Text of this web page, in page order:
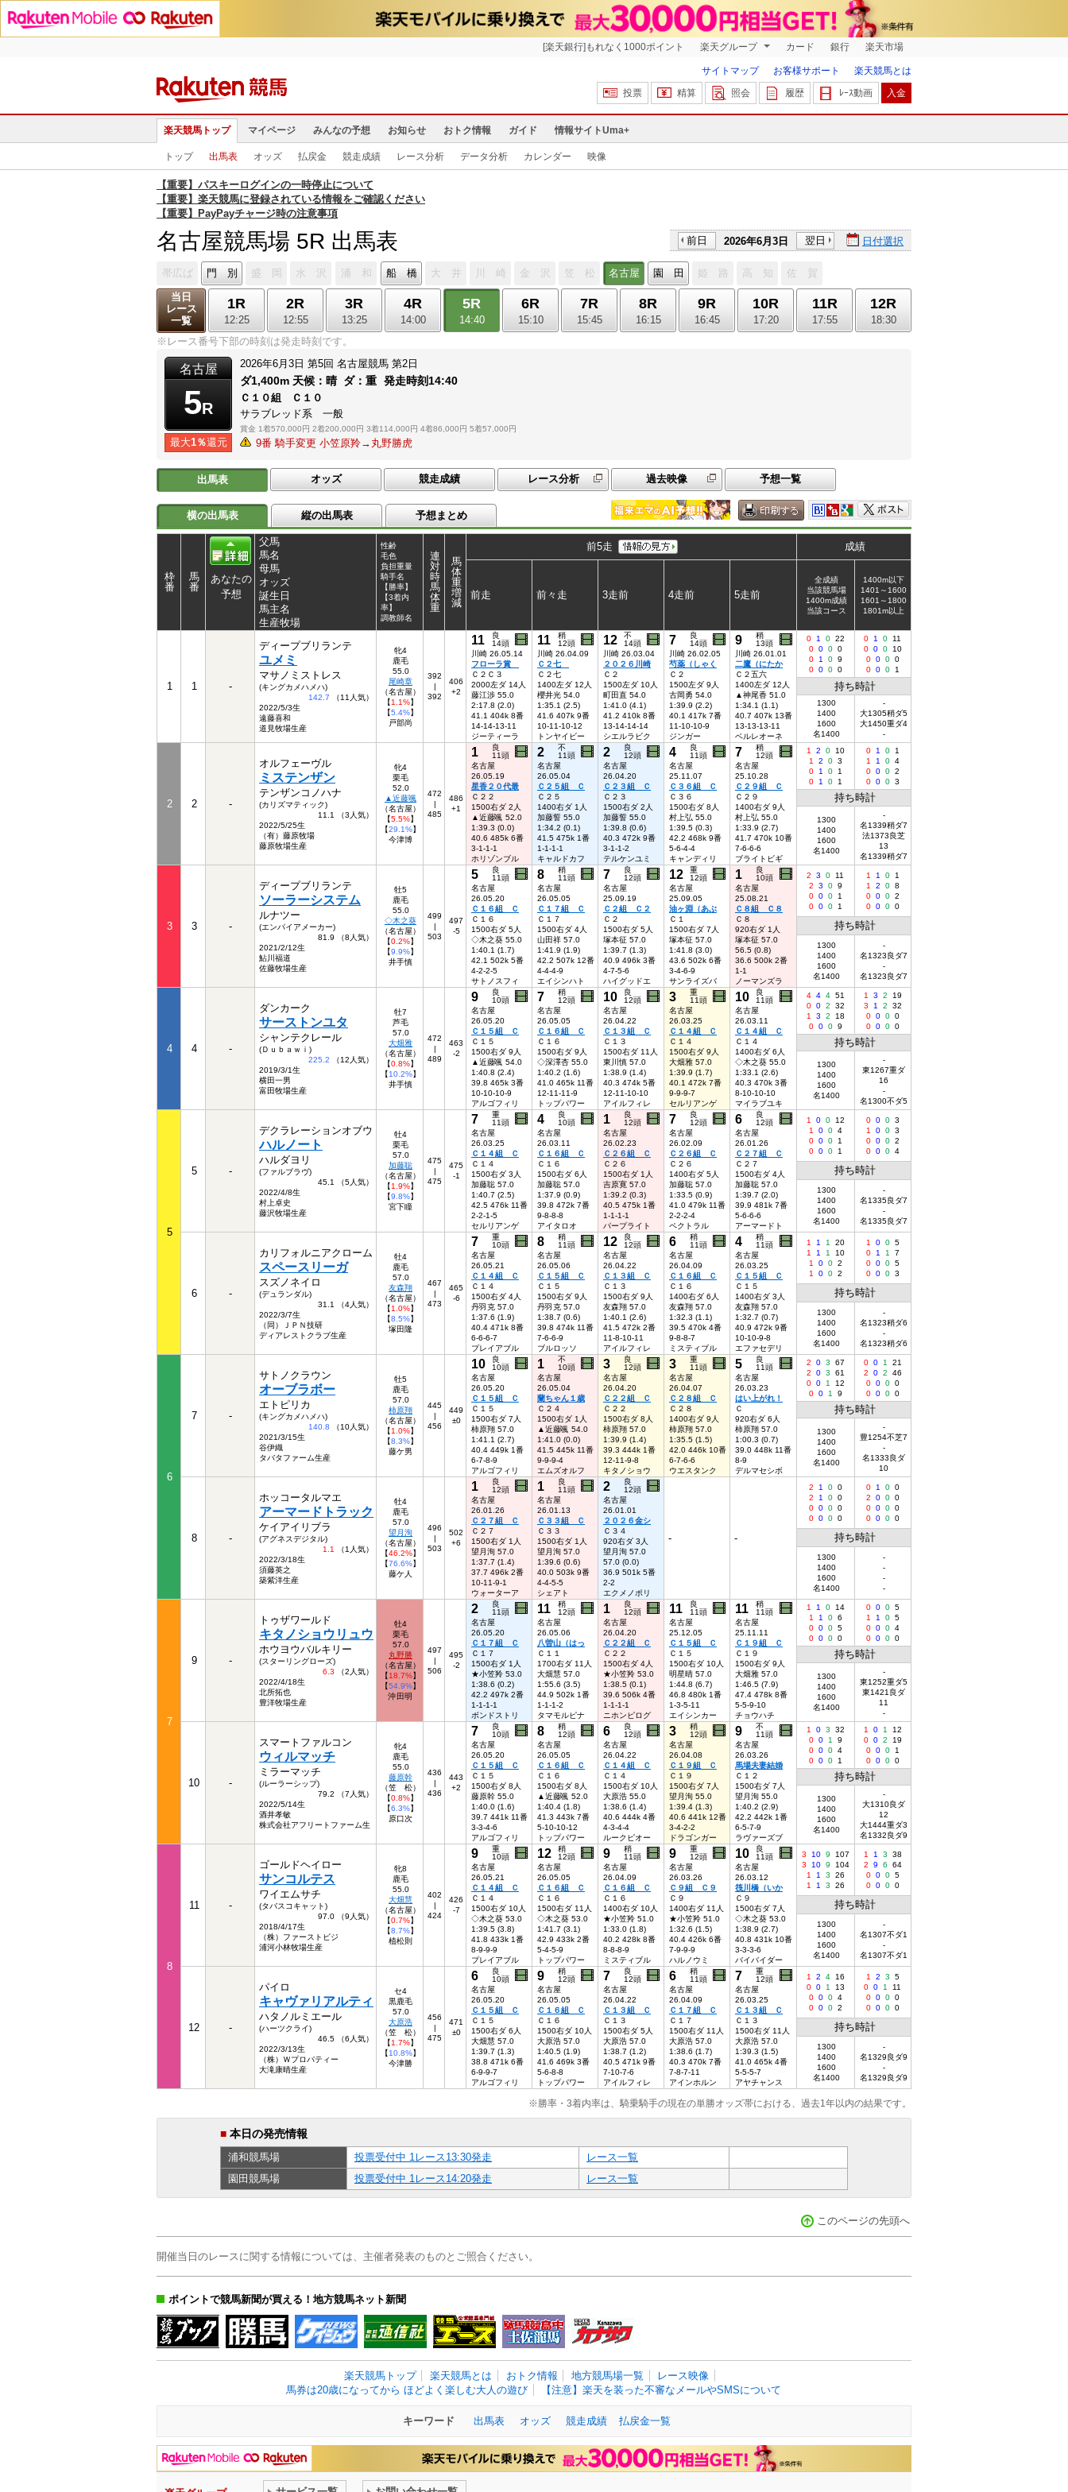
[楽天銀行]もれなく1000ポイント 楽天グループ カード 銀行 楽天市場
サイトマップ お客様サポート
楽天競馬とは
投票
精算 照会 履歴 ﾚｰｽ動画 入金
楽天競馬トップ マイページ みんなの予想 お知らせ おトク情報 ガイド 情報サイトUma+
トップ 出馬表 オッズ 払戻金 競走成績 レース分析 データ分析 カレンダー 映像
【重要】パスキーログインの一時停止について
【重要】楽天競馬に登録されている情報をご確認ください
【重要】PayPayチャージ時の注意事項
名古屋競馬場 5R 出馬表 前日 2026年6月3日 翌日 日付選択
帯広ば 門 別 盛 岡 水 沢 浦 和 船 橋 大 井 川 崎 金 沢 笠 松 名古屋 園 田 姫 路 高 知
佐 賀
当日
レース
一覧
1R
12:25
2R
12:55
3R
13:25
4R
14:00
5R
14:40
6R
15:10
7R
15:45
8R
16:15
9R
16:45
10R
17:20
11R
17:55
12R
18:30
※レース番号下部の時刻は発走時刻です。
名古屋
5R
最大1％還元
2026年6月3日 第5回 名古屋競馬 第2日
ダ1,400m 天候： 晴 ダ：重 発走時刻14:40
Ｃ１０組 Ｃ１０
サラブレッド系 一般
賞金 1着570,000円 2着200,000円 3着114,000円 4着86,000円 5着57,000円
9番 騎手変更 小笠原羚→丸野勝虎
出馬表 オッズ 競走成績 レース分析 過去映像 予想一覧
横の出馬表 縦の出馬表 予想まとめ
枠
番
馬
番
あなたの
予想
父馬
馬名
母馬
オッズ
誕生日
馬主名
生産牧場
性齢
毛色
負担重量
騎手名
【勝率】
【3着内
率】
調教師名
連
対
時
馬
体
重
馬
体
重
増
減
前5走 成績
前走 前々走 3走前 4走前 5走前
全成績
当該競馬場
1400m成績
当該コース
1400m以下
1401～1600
1601～1800
1801m以上
1 1 -
ディープブリランテ
ユメミ
マサノミストレス
(キングカメハメハ)
142.7 （11人気）
2022/5/3生
遠藤喜和
道見牧場生産
牝4
鹿毛
55.0
尾崎章
（名古屋）
【1.1%】
【5.4%】
戸部尚
392
|
392
406
+2
11
良
14頭
川崎 26.05.14
フローラ賞
Ｃ２Ｃ３
2000左ダ 14人
藤江渉 55.0
2:17.8 (2.0)
41.1 404k 8番
14-14-13-11
ジーティーラ
11
稍
12頭
川崎 26.04.09
Ｃ２七
Ｃ２七
1400左ダ 12人
櫻井光 54.0
1:35.1 (2.5)
41.6 407k 9番
10-11-10-12
トンヤイビー
12
不
14頭
川崎 26.03.04
２０２６川崎
Ｃ２
1500左ダ 10人
町田直 54.0
1:41.0 (4.1)
41.2 410k 8番
13-14-14-14
シエルラビク
7
良
14頭
川崎 26.02.05
芍薬（しゃく
Ｃ２
1500左ダ 9人
古岡勇 54.0
1:39.9 (2.2)
40.1 417k 7番
11-10-10-9
ジンガー
9
稍
13頭
川崎 26.01.01
二鷹（にたか
Ｃ２五六
1400左ダ 12人
▲神尾香 51.0
1:34.1 (1.1)
40.7 407k 13番
13-13-13-11
ベルレオーネ
0 1 0 22
0 0 0 0
0
1 0 9
0 0 0 0
0 1 0
11
0 0 0
10
0 0 0 0
0 0 0 1
持ち時計
1300
1400
1600
名1400
-
大1305稍ダ5
大1450重ダ4
-
2 2 -
オルフェーヴル
ミステンザン
テンザンコノハナ
(カリズマティック)
11.1 （3人気）
2022/5/25生
（有）藤原牧場
藤原牧場生産
牝4
栗毛
52.0
▲近藤颯
（名古屋）
【5.5%】
【29.1%】
今津博
472
|
485
486
+1
1
良
11頭
名古屋
26.05.19
星香２０代最
Ｃ２２
1500右ダ 2人
▲近藤颯 52.0
1:39.3 (0.0)
40.6 485k 6番
3-1-1-1
ホリゾンブル
2
不
11頭
名古屋
26.05.04
Ｃ２５組 Ｃ
Ｃ２５
1400右ダ 1人
加藤誓 55.0
1:34.2 (0.1)
41.5 475k 1番
1-1-1-1
キャルドカフ
2
良
12頭
名古屋
26.04.20
Ｃ２３組 Ｃ
Ｃ２３
1500右ダ 2人
加藤誓 55.0
1:39.8 (0.6)
40.3 472k 9番
3-1-1-2
テルケンユミ
4
良
11頭
名古屋
25.11.07
Ｃ３６組 Ｃ
Ｃ３６
1500右ダ 8人
村上弘 55.0
1:39.5 (0.3)
42.2 468k 9番
5-6-4-4
キャンディリ
7
稍
12頭
名古屋
25.10.28
Ｃ２９組 Ｃ
Ｃ２９
1400右ダ 9人
村上弘 55.0
1:33.9 (2.7)
41.7 470k 10番
7-6-6-6
ブライトビギ
1 2 0
10
1
2 0 3
0
1 0
1
0
1 0 1
0 1 0
1
1
1 0 4
0 0 0 2
0 0 0 3
持ち時計
1300
1400
1600
名1400
-
名1339稍ダ7
法1373良芝
13
名1339稍ダ7
3 3 -
ディープブリランテ
ソーラーシステム
ルナツー
(エンパイアメーカー)
81.9 （8人気）
2021/2/12生
鮎川福道
佐藤牧場生産
牡5
鹿毛
55.0
◇木之葵
（名古屋）
【0.2%】
【9.9%】
井手慎
499
|
503
497
-5
5
良
11頭
名古屋
26.05.20
Ｃ１６組 Ｃ
Ｃ１６
1500右ダ 5人
◇木之葵 55.0
1:40.1 (1.7)
42.1 502k 5番
4-2-2-5
サトノスフィ
8
稍
11頭
名古屋
26.05.05
Ｃ１７組 Ｃ
Ｃ１７
1500右ダ 4人
山田祥 57.0
1:41.9 (1.9)
42.2 507k 12番
4-4-4-9
エイシンハト
7
良
12頭
名古屋
25.09.19
Ｃ２組 Ｃ２
Ｃ２
1500右ダ 5人
塚本征 57.0
1:39.7 (1.3)
40.9 496k 3番
4-7-5-6
ハイグッドエ
12
重
12頭
名古屋
25.09.05
油ヶ淵（あぶ
Ｃ１
1500右ダ 7人
塚本征 57.0
1:41.8 (3.0)
43.6 502k 6番
3-4-6-9
サンライズバ
1
良
10頭
名古屋
25.08.21
Ｃ８組 Ｃ８
Ｃ８
920右ダ 1人
塚本征 57.0
56.5 (0.8)
36.6 500k 2番
1-1
ノーマンズラ
2 3 0
11
2
3 0 9
0 0 0
1
0 0 0 1
1 1 0
1
1
2 0 8
0 0 0 2
0 0 0 0
持ち時計
1300
1400
1600
名1400
-
名1323良ダ7
-
名1323良ダ7
4 4 -
ダンカーク
サーストンユタ
シャンテクレール
(Ｄｕｂａｗｉ)
225.2 （12人気）
2019/3/1生
横田一男
富田牧場生産
牡7
芦毛
57.0
大畑雅
（名古屋）
【0.8%】
【10.2%】
井手慎
472
|
489
463
-2
9
良
10頭
名古屋
26.05.20
Ｃ１５組 Ｃ
Ｃ１５
1500右ダ 9人
▲近藤颯 54.0
1:40.8 (2.4)
39.8 465k 3番
10-10-10-9
アルゴフィリ
7
稍
12頭
名古屋
26.05.05
Ｃ１６組 Ｃ
Ｃ１６
1500右ダ 9人
◇深澤杏 55.0
1:40.2 (1.6)
41.0 465k 11番
12-11-11-9
トップパワー
10
良
12頭
名古屋
26.04.22
Ｃ１３組 Ｃ
Ｃ１３
1500右ダ 11人
東川慎 57.0
1:38.9 (1.4)
40.3 474k 5番
12-11-10-10
アイルフィレ
3
重
11頭
名古屋
26.03.25
Ｃ１４組 Ｃ
Ｃ１４
1500右ダ 9人
大畑雅 57.0
1:39.9 (1.7)
40.1 472k 7番
9-9-9-7
セルリアンゲ
10
良
11頭
名古屋
26.03.11
Ｃ１４組 Ｃ
Ｃ１４
1400右ダ 6人
◇木之葵 55.0
1:33.1 (2.6)
40.3 470k 3番
8-10-10-10
マイラブユキ
4 4 4 51
0 0 2
32
1
3 2
18
0 0 0 9
1 3 2
19
3
1 2
32
0 0 0 0
0 0 0 0
持ち時計
1300
1400
1600
名1400
-
東1267重ダ
16
-
名1300不ダ5
5
5 -
デクラレーションオブウ
ハルノート
ハルダヨリ
(ファルブラヴ)
45.1 （5人気）
2022/4/8生
村上卓史
藤沢牧場生産
牡4
栗毛
57.0
加藤聡
（名古屋）
【1.9%】
【9.8%】
宮下瞳
475
|
475
475
-1
7
重
11頭
名古屋
26.03.25
Ｃ１４組 Ｃ
Ｃ１４
1500右ダ 3人
加藤聡 57.0
1:40.7 (2.5)
42.5 476k 11番
2-2-1-5
セルリアンゲ
4
良
10頭
名古屋
26.03.11
Ｃ１６組 Ｃ
Ｃ１６
1500右ダ 6人
加藤聡 57.0
1:37.9 (0.9)
39.8 472k 7番
9-8-8-8
アイタロオ
1
良
12頭
名古屋
26.02.23
Ｃ２６組 Ｃ
Ｃ２６
1500右ダ 1人
吉原寛 57.0
1:39.2 (0.3)
40.5 475k 1番
1-1-1-1
パープライト
7
良
12頭
名古屋
26.02.09
Ｃ２６組 Ｃ
Ｃ２６
1400右ダ 5人
加藤聡 57.0
1:33.5 (0.9)
41.0 479k 11番
2-2-2-4
ペクトラル
6
良
12頭
名古屋
26.01.26
Ｃ２７組 Ｃ
Ｃ２７
1500右ダ 4人
加藤聡 57.0
1:39.7 (2.0)
39.9 481k 7番
5-6-6-6
アーマードト
1 0 0
12
1
0 0 4
0 0 0
1
0 0 0 1
0 0 0 3
1
0 0 3
0 0 0 2
0 0 0 4
持ち時計
1300
1400
1600
名1400
-
名1335良ダ7
-
名1335良ダ7
6 -
カリフォルニアクローム
スペースリーガ
スズノネイロ
(デュランダル)
31.1 （4人気）
2022/3/7生
（同）ＪＰＮ技研
ディアレストクラブ生産
牡4
鹿毛
57.0
友森翔
（名古屋）
【1.0%】
【8.5%】
塚田隆
467
|
473
465
-6
7
重
10頭
名古屋
26.05.21
Ｃ１４組 Ｃ
Ｃ１４
1500右ダ 4人
丹羽克 57.0
1:37.6 (1.9)
40.4 471k 8番
6-6-6-7
プレイアブル
8
稍
11頭
名古屋
26.05.06
Ｃ１５組 Ｃ
Ｃ１５
1500右ダ 9人
丹羽克 57.0
1:38.7 (0.6)
39.8 474k 11番
7-6-6-9
ブルロッソ
12
良
12頭
名古屋
26.04.22
Ｃ１３組 Ｃ
Ｃ１３
1500右ダ 9人
友森翔 57.0
1:40.1 (2.6)
41.5 472k 2番
11-8-10-11
アイルフィレ
6
稍
11頭
名古屋
26.04.09
Ｃ１６組 Ｃ
Ｃ１６
1400右ダ 6人
友森翔 57.0
1:32.3 (1.1)
39.5 470k 4番
9-8-8-7
ミスティブル
4
稍
11頭
名古屋
26.03.25
Ｃ１５組 Ｃ
Ｃ１５
1400右ダ 3人
友森翔 57.0
1:32.7 (0.7)
40.9 472k 9番
10-10-9-8
エファセデリ
1 1 1
20
1
1 1
10
1
0 0 2
1
0 0 2
1 0 0 5
0
1 1
7
0 0 0 5
0 0 0 3
持ち時計
1300
1400
1600
名1400
-
名1323稍ダ6
-
名1323稍ダ6
6
7 -
サトノクラウン
オーブラボー
エトピリカ
(キングカメハメハ)
140.8 （10人気）
2021/3/15生
谷伊織
タバタファーム生産
牡5
鹿毛
57.0
柿原翔
（名古屋）
【1.0%】
【8.3%】
藤ケ男
445
|
456
449
±0
10
良
10頭
名古屋
26.05.20
Ｃ１５組 Ｃ
Ｃ１５
1500右ダ 7人
柿原翔 57.0
1:41.1 (2.7)
40.4 449k 1番
6-7-8-9
アルゴフィリ
1
不
10頭
名古屋
26.05.04
蘭ちゃん１歳
Ｃ２４
1500右ダ 1人
▲近藤颯 54.0
1:41.0 (0.0)
41.5 445k 11番
9-9-9-4
エムズオルフ
3
良
12頭
名古屋
26.04.20
Ｃ２２組 Ｃ
Ｃ２２
1500右ダ 8人
柿原翔 57.0
1:39.9 (1.4)
39.3 444k 1番
12-11-9-8
キタノショウ
3
重
11頭
名古屋
26.04.07
Ｃ２８組 Ｃ
Ｃ２８
1400右ダ 9人
柿原翔 57.0
1:35.5 (1.5)
42.0 446k 10番
6-7-6-6
ウエスタンク
5
良
11頭
名古屋
26.03.23
はい上がれ！
Ｃ
920右ダ 6人
柿原翔 57.0
1:00.3 (0.7)
39.0 448k 11番
8-9
デルマセシボ
2 0 3
67
2
0 3
61
0 0 1
12
0 0 1 9
0 0 1
21
2
0 2
46
0 0 0 0
0 0 0 0
持ち時計
1300
1400
1600
名1400
-
豊1254不芝7
-
名1333良ダ
10
8 -
ホッコータルマエ
アーマードトラック
ケイアイリブラ
(アグネスデジタル)
1.1
（1人気）
2022/3/18生
須藤英之
築紫洋生産
牡4
鹿毛
57.0
望月洵
（名古屋）
【46.2%】
【76.6%】
藤ケ人
496
|
503
502
+6
1
良
12頭
名古屋
26.01.26
Ｃ２７組 Ｃ
Ｃ２７
1500右ダ 1人
望月洵 57.0
1:37.7 (1.4)
37.7 496k 2番
10-11-9-1
ウォーターア
1
良
11頭
名古屋
26.01.13
Ｃ３３組 Ｃ
Ｃ３３
1500右ダ 1人
望月洵 57.0
1:39.6 (0.6)
40.0 503k 9番
4-4-5-5
シェアト
2
良
12頭
名古屋
26.01.01
２０２６金シ
Ｃ３４
920右ダ 3人
望月洵 57.0
57.0 (0.0)
36.9 501k 5番
2-2
エクメノポリ
- -
2 1 0 0
2
1 0 0
0 0 0 0
0 0 0 0
0 1 0 0
2
0 0 0
0 0 0 0
0 0 0 0
持ち時計
1300
1400
1600
名1400
-
-
-
-
7
9 -
トゥザワールド
キタノショウリュウ
ホウヨウバルキリー
(スターリングローズ)
6.3 （2人気）
2022/4/18生
北所拓也
豊洋牧場生産
牡4
栗毛
57.0
丸野勝
（名古屋）
【18.7%】
【54.9%】
沖田明
497
|
506
495
-2
2
良
11頭
名古屋
26.05.20
Ｃ１７組 Ｃ
Ｃ１７
1500右ダ 1人
★小笠羚 53.0
1:38.6 (0.2)
42.2 497k 2番
1-1-1-1
ボンドストリ
11
稍
12頭
名古屋
26.05.06
八曽山（はっ
Ｃ１１
1700右ダ 11人
大畑慧 57.0
1:55.6 (3.5)
44.9 502k 1番
1-1-1-2
タマモルピナ
1
良
12頭
名古屋
26.04.20
Ｃ２２組 Ｃ
Ｃ２２
1500右ダ 4人
★小笠羚 53.0
1:38.5 (0.1)
39.6 506k 4番
1-1-1-1
ニホンピログ
11
良
11頭
名古屋
25.12.05
Ｃ１５組 Ｃ
Ｃ１５
1500右ダ 10人
明星晴 57.0
1:44.8 (6.7)
46.8 480k 1番
1-3-5-11
エイシンカー
11
稍
11頭
名古屋
25.11.11
Ｃ１９組 Ｃ
Ｃ１９
1500右ダ 9人
大畑雅 57.0
1:46.5 (7.9)
47.4 478k 8番
5-5-9-10
チョウハチ
1 1 0
14
1
1 0 6
0 0 0 5
0 0 0 0
0 0 0 5
1
1 0 5
0 0 0 4
0 0 0 0
持ち時計
1300
1400
1600
名1400
-
東1252重ダ5
東1421良ダ
11
-
10 -
スマートファルコン
ウィルマッチ
ミラーマッチ
(ルーラーシップ)
79.2 （7人気）
2022/5/14生
酒井孝敏
株式会社アフリートファーム生
牝4
鹿毛
55.0
藤原幹
（笠 松）
【0.8%】
【6.3%】
原口次
436
|
436
443
+2
7
良
10頭
名古屋
26.05.20
Ｃ１５組 Ｃ
Ｃ１５
1500右ダ 8人
藤原幹 55.0
1:40.0 (1.6)
39.7 441k 11番
3-3-4-6
アルゴフィリ
8
稍
12頭
名古屋
26.05.05
Ｃ１６組 Ｃ
Ｃ１６
1500右ダ 8人
▲近藤颯 52.0
1:40.4 (1.8)
41.3 443k 7番
5-10-10-12
トップパワー
6
良
12頭
名古屋
26.04.22
Ｃ１４組 Ｃ
Ｃ１４
1500右ダ 10人
大原浩 55.0
1:38.6 (1.4)
40.6 444k 4番
4-3-4-4
ルークピオー
3
稍
12頭
名古屋
26.04.08
Ｃ１９組 Ｃ
Ｃ１９
1500右ダ 7人
望月洵 55.0
1:39.4 (1.3)
40.6 441k 12番
3-4-2-2
ドラゴンガー
9
不
11頭
名古屋
26.03.26
馬場夫妻結婚
Ｃ１２
1500右ダ 7人
望月洵 55.0
1:40.2 (2.9)
42.2 442k 1番
6-5-7-9
ラヴァーズブ
1 0 3
32
0 0 1
9
0 0 0 4
0 0 0 1
1 0 1
12
0 0 2
19
0 0 0
1
0 0 0 0
持ち時計
1300
1400
1600
名1400
-
大1310良ダ
12
大1444重ダ3
名1332良ダ9
8
11 -
ゴールドヘイロー
サンコルテス
ワイエムサチ
(タバスコキャット)
97.0 （9人気）
2018/4/17生
（株）ファーストビジ
浦河小林牧場生産
牝8
鹿毛
55.0
大畑慧
（名古屋）
【0.7%】
【8.7%】
植松則
402
|
424
426
-7
9
重
10頭
名古屋
26.05.21
Ｃ１４組 Ｃ
Ｃ１４
1500右ダ 10人
◇木之葵 53.0
1:39.5 (3.8)
41.8 433k 1番
8-9-9-9
プレイアブル
12
稍
12頭
名古屋
26.05.05
Ｃ１６組 Ｃ
Ｃ１６
1500右ダ 11人
◇木之葵 53.0
1:41.7 (3.1)
42.9 433k 2番
5-4-5-9
トップパワー
9
稍
11頭
名古屋
26.04.09
Ｃ１６組 Ｃ
Ｃ１６
1400右ダ 10人
★小笠羚 51.0
1:33.0 (1.8)
40.2 428k 8番
8-8-8-9
ミスティブル
9
重
12頭
名古屋
26.03.26
Ｃ９組 Ｃ９
Ｃ９
1400右ダ 11人
★小笠羚 51.0
1:32.6 (1.5)
40.4 426k 6番
7-9-9-9
ハルノウミ
10
良
11頭
名古屋
26.03.12
筏川橋（いか
Ｃ９
1500右ダ 7人
◇木之葵 53.0
1:38.9 (2.7)
40.8 431k 10番
3-3-3-6
バイバイダー
3 10 9
107
3
10 9
104
1
1 3
26
1
1 3 26
1 1 3
38
2
9 6
64
0 0 0 5
0 0 0 0
持ち時計
1300
1400
1600
名1400
-
名1307不ダ1
-
名1307不ダ1
12 -
パイロ
キャヴァリアルティ
ハタノルミエール
(ハーツクライ)
46.5 （6人気）
2022/3/13生
（株）Ｗプロパティー
大滝康晴生産
セ4
黒鹿毛
57.0
大原浩
（笠 松）
【1.7%】
【10.8%】
今津勝
456
|
475
471
±0
6
良
10頭
名古屋
26.05.20
Ｃ１５組 Ｃ
Ｃ１５
1500右ダ 6人
大畑慧 57.0
1:39.7 (1.3)
38.8 471k 6番
6-9-9-7
アルゴフィリ
9
稍
12頭
名古屋
26.05.05
Ｃ１６組 Ｃ
Ｃ１６
1500右ダ 10人
大原浩 57.0
1:40.5 (1.9)
41.6 469k 3番
5-6-8-8
トップパワー
7
良
12頭
名古屋
26.04.22
Ｃ１３組 Ｃ
Ｃ１３
1500右ダ 5人
大原浩 57.0
1:38.7 (1.2)
40.5 471k 9番
7-10-7-6
アイルフィレ
6
稍
11頭
名古屋
26.04.09
Ｃ１７組 Ｃ
Ｃ１７
1500右ダ 11人
大原浩 57.0
1:38.6 (1.7)
40.3 470k 7番
7-8-7-11
アインホルン
7
重
12頭
名古屋
26.03.25
Ｃ１３組 Ｃ
Ｃ１３
1500右ダ 11人
大原浩 57.0
1:39.3 (1.5)
41.0 465k 4番
5-5-5-7
アヤチャンス
1 2 4
16
0 0 1
13
0 0 0 4
0 0 0 2
1 2 3
5
0 0 1
11
0 0 0 0
0 0 0 0
持ち時計
1300
1400
1600
名1400
-
名1329良ダ9
-
名1329良ダ9
※勝率・3着内率は、騎乗騎手の現在の単勝オッズ帯における、過去1年以内の結果です。
■ 本日の発売情報
浦和競馬場 投票受付中 1レース13:30発走
レース一覧
園田競馬場 投票受付中 1レース14:20発走 レース一覧
このページの先頭へ
開催当日のレースに関する情報については、主催者発表のものとご照合ください。
ポイントで競馬新聞が買える！地方競馬ネット新聞
楽天競馬トップ 楽天競馬とは おトク情報 地方競馬場一覧
レース映像
馬券は20歳になってから ほどよく楽しむ大人の遊び
【注意】楽天を装った不審なメールやSMSについて
キーワード 出馬表 オッズ 競走成績 払戻金一覧